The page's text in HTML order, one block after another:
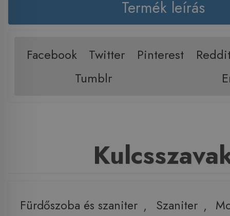
Termék leírás
Facebook Twitter Pinterest
Tumblr
Fürdőszoba és szaniter , Szaniter ,